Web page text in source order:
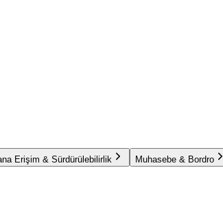
Erişim & Sürdürülebilirlik Muhasebe & Bordro